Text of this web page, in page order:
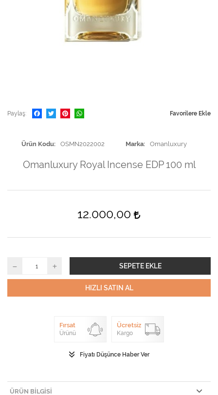
Paylaş Favorilere Ekle
Ürün Kodu OSMN2022002 Marka Omanluxury
Omanluxury Royal Incense EDP 100 ml
12.000,00
SEPETE EKLE
HIZLI SATIN AL
Fırsat
Ürünü
Ücretsiz
Kargo
Fiyatı Düşünce Haber Ver
ÜRÜN BILGISI